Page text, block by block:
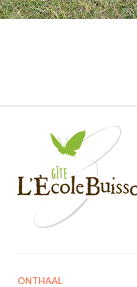
ONTHAAL